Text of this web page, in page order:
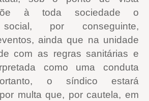
à toda sociedade o
social, por conseguinte,
ainda que na unidade
com as regras sanitárias e
como uma conduta
o síndico estará
multa que, por cautela, em